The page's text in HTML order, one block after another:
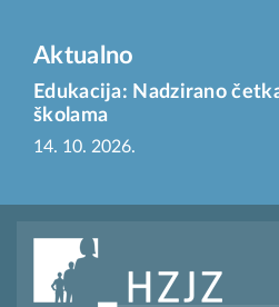
Aktualno
Edukacija: Nadzirano
školama
14. 10. 2026.